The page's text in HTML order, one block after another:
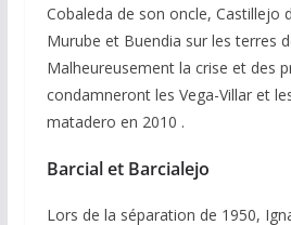
Cobaleda de son oncle, Castillejo
Murube et Buendia sur les terres
Malheureusement la crise et des
condamneront les Vega-Villar et
matadero en 2010 .
Barcial et Barcialejo
Lors de la séparation de 1950,